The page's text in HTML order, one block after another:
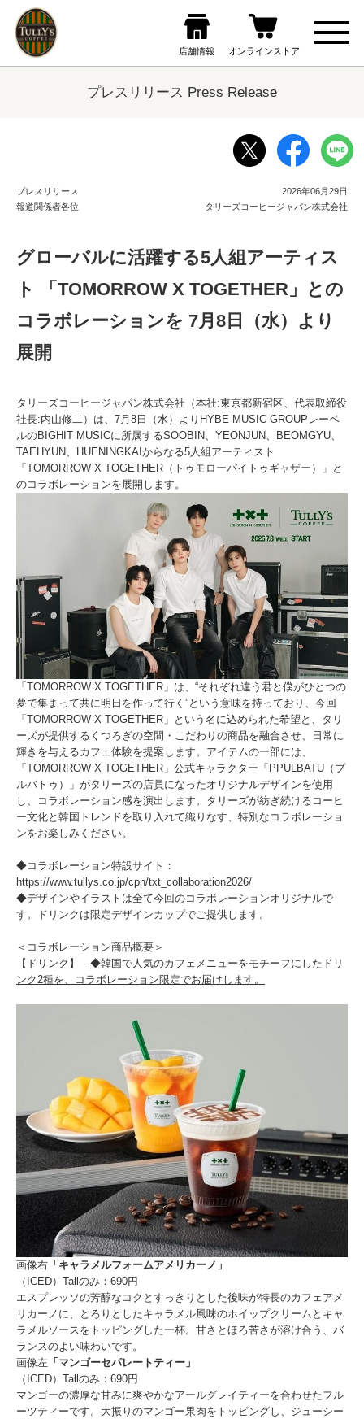
プレスリリース Press Release
プレスリリース
報道関係者各位
2026年06月29日
タリーズコーヒージャパン株式会社
グローバルに活躍する5人組アーティス
ト 「TOMORROW X TOGETHER」との
コラボレーションを 7月8日（水）より
展開
タリーズコーヒージャパン株式会社（本社:東京都新宿区、代表取締役
社長:内山修二）は、7月8日（水）よりHYBE MUSIC GROUPレーベ
ルのBIGHIT MUSICに所属するSOOBIN、YEONJUN、BEOMGYU、
TAEHYUN、HUENINGKAIからなる5人組アーティスト
「TOMORROW X TOGETHER（トゥモローバイトゥギャザー）」と
のコラボレーションを展開します。
「TOMORROW X TOGETHER」は、“それぞれ違う君と僕がひとつの
夢で集まって共に明日を作って行く”という意味を持っており、今回
「TOMORROW X TOGETHER」という名に込められた希望と、タリ
ーズが提供するくつろぎの空間・こだわりの商品を融合させ、日常に
輝きを与えるカフェ体験を提案します。アイテムの一部には、
「TOMORROW X TOGETHER」公式キャラクター「PPULBATU（プ
ルバトゥ）」がタリーズの店員になったオリジナルデザインを使用
し、コラボレーション感を演出します。タリーズが紡ぎ続けるコーヒ
ー文化と韓国トレンドを取り入れて織りなす、特別なコラボレーショ
ンをお楽しみください。
◆コラボレーション特設サイト：
https://www.tullys.co.jp/cpn/txt_collaboration2026/
◆デザインやイラストは全て今回のコラボレーションオリジナルで
す。ドリンクは限定デザインカップでご提供します。
＜コラボレーション商品概要＞
【ドリンク】 ◆韓国で人気のカフェメニューをモチーフにしたドリ
ンク2種を、コラボレーション限定でお届けします。
画像右 「キャラメルフォームアメリカーノ」
（ICED）Tallのみ：690円
エスプレッソの芳醇なコクとすっきりとした後味が特長のカフェアメ
リカーノに、とろりとしたキャラメル風味のホイップクリームとキャ
ラメルソースをトッピングした一杯。甘さとほろ苦さが溶け合う、バ
ランスのよい味わいです。
画像左 「マンゴーセパレートティー」
（ICED）Tallのみ：690円
マンゴーの濃厚な甘みに爽やかなアールグレイティーを合わせたフル
ーツティーです。大振りのマンゴー果肉をトッピングし、ジューシー